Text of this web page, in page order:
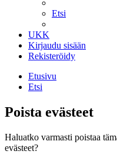
Etsi
UKK
Kirjaudu sisään
Rekisteröidy
Etusivu
Etsi
Poista evästeet
Haluatko varmasti poistaa
evästeet?